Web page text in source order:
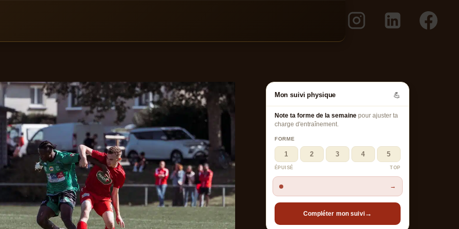
Mon suivi physique 💪
Note ta forme de la semainepour ajuster ta
charge d'entraînement.
FORME
1 2 3 4 5
ÉPUISÉ TOP
→
Compléter mon suivi→